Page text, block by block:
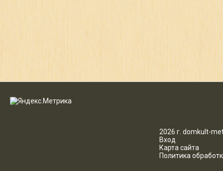
2026 г. domkult-
Вход
Карта сайта
Политика